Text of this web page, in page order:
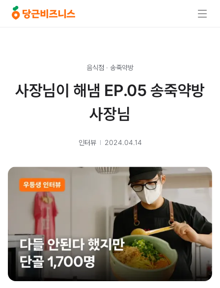
음식점 · 송죽약방
사장님이 해냄 EP.05 송죽약방
사장님
인터뷰 2024.04.14